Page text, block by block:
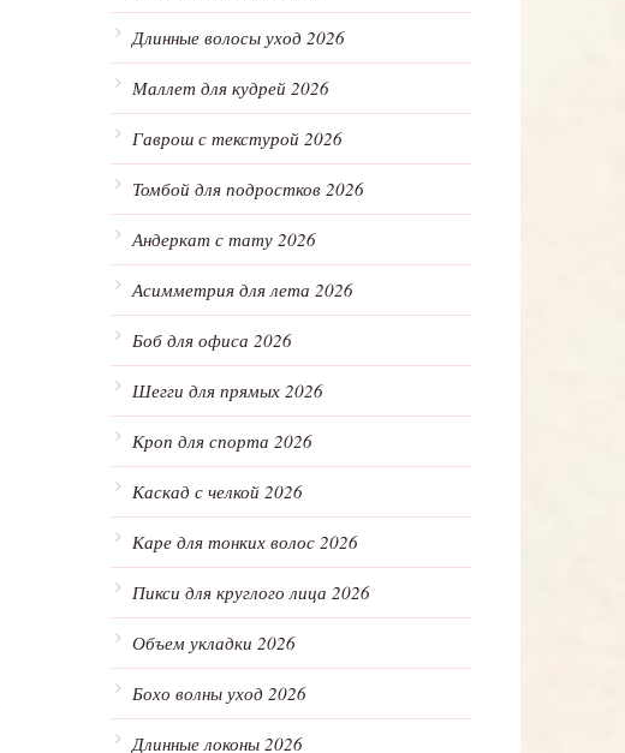
Длинные волосы уход 2026
Маллет для кудрей 2026
Гаврош с текстурой 2026
Томбой для подростков 2026
Андеркат с тату 2026
Асимметрия для лета 2026
Боб для офиса 2026
Шегги для прямых 2026
Кроп для спорта 2026
Каскад с челкой 2026
Каре для тонких волос 2026
Пикси для круглого лица 2026
Объем укладки 2026
Бохо волны уход 2026
Длинные локоны 2026